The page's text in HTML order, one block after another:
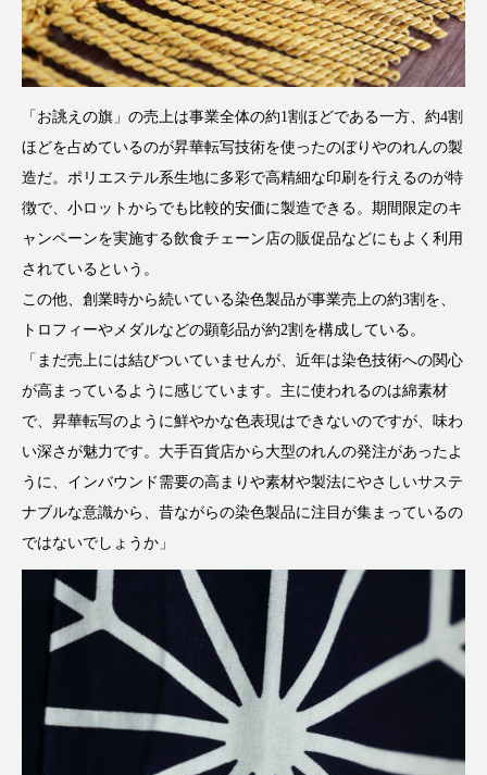
「お誂えの旗」の売上は事業全体の約1割ほどである一方、約4割
ほどを占めているのが昇華転写技術を使ったのぼりやのれんの製
造だ。ポリエステル系生地に多彩で高精細な印刷を行えるのが特
徴で、小ロットからでも比較的安価に製造できる。期間限定のキ
ャンペーンを実施する飲食チェーン店の販促品などにもよく利用
されているという。
この他、創業時から続いている染色製品が事業売上の約3割を、
トロフィーやメダルなどの顕彰品が約2割を構成している。
「まだ売上には結びついていませんが、近年は染色技術への関心
が高まっているように感じています。主に使われるのは綿素材
で、昇華転写のように鮮やかな色表現はできないのですが、味わ
い深さが魅力です。大手百貨店から大型のれんの発注があったよ
うに、インバウンド需要の高まりや素材や製法にやさしいサステ
ナブルな意識から、昔ながらの染色製品に注目が集まっているの
ではないでしょうか」